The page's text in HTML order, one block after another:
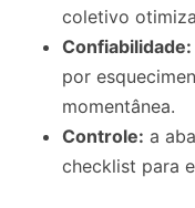
coletivo
Confiabilidade:
por
momentânea.
Controle: a
checklist para